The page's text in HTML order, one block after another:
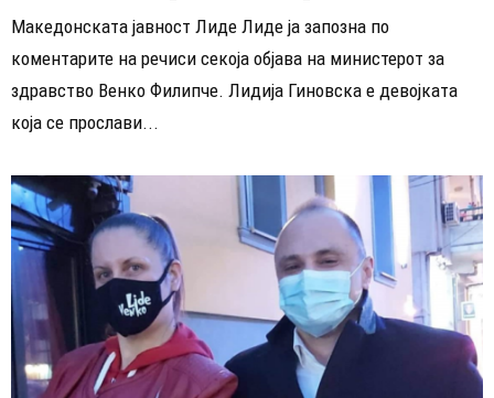
Македонската јавност Лиде Лиде ја запозна по
коментарите на речиси секоја објава на министерот за
здравство Венко Филипче. Лидија Гиновска е девојката
која се прослави...